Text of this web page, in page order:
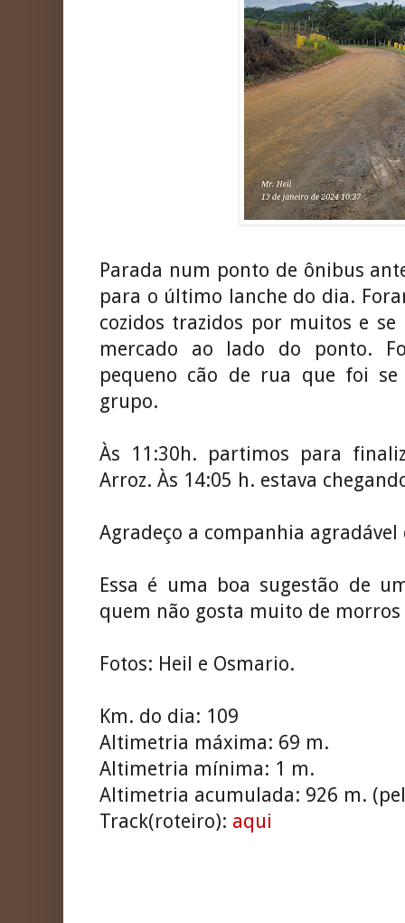
Parada num ponto de ônibus
para o último lanche do dia.
cozidos trazidos por muitos e
mercado ao lado do ponto.
pequeno cão de rua que foi
grupo.
Às 11:30h. partimos para
Arroz. Às 14:05 h. estava
Agradeço a companhia agradável
Essa é uma boa sugestão de
quem não gosta muito de
Fotos: Heil e Osmario.
Km. do dia: 109
Altimetria máxima: 69 m.
Altimetria mínima: 1 m.
Altimetria acumulada: 926 m.
Track(roteiro): aqui